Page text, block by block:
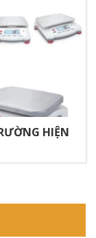
HIỆN